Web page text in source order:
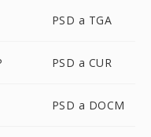
PSD a TGA
PSD a CUR
PSD a DOCM